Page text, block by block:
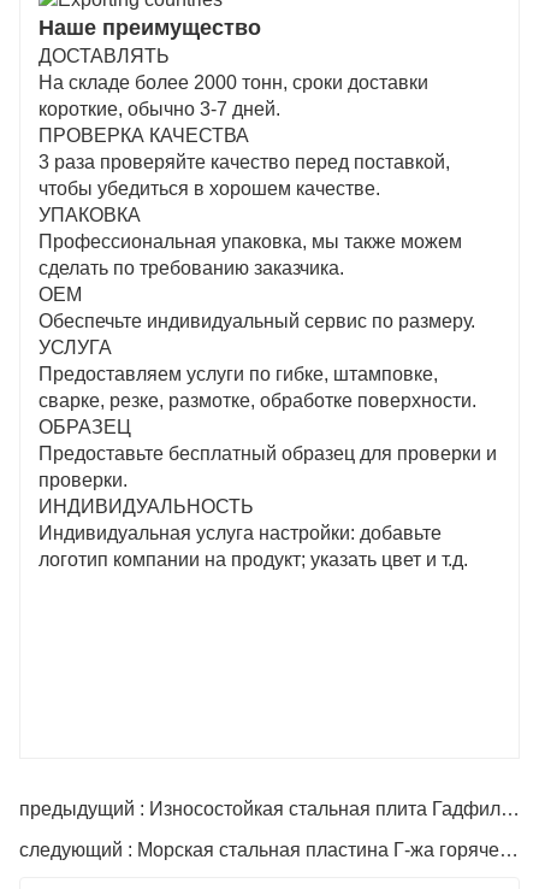
Наше преимущество
ДОСТАВЛЯТЬ
На складе более 2000 тонн, сроки доставки
короткие, обычно 3-7 дней.
ПРОВЕРКА КАЧЕСТВА
3 раза проверяйте качество перед поставкой,
чтобы убедиться в хорошем качестве.
УПАКОВКА
Профессиональная упаковка, мы также можем
сделать по требованию заказчика.
ОЕМ
Обеспечьте индивидуальный сервис по размеру.
УСЛУГА
Предоставляем услуги по гибке, штамповке,
сварке, резке, размотке, обработке поверхности.
ОБРАЗЕЦ
Предоставьте бесплатный образец для проверки и
проверки.
ИНДИВИДУАЛЬНОСТЬ
Индивидуальная услуга настройки: добавьте
логотип компании на продукт; указать цвет и т.д.
предыдущий : Износостойкая стальная плита Гадфилда с высоким содержанием марганца Mn13
следующий : Морская стальная пластина Г-жа горячекатаная углеродистая стальная пластина ASTM A36 AH36 Корабельная стальная пластина толщиной 20 мм стального листа Цена